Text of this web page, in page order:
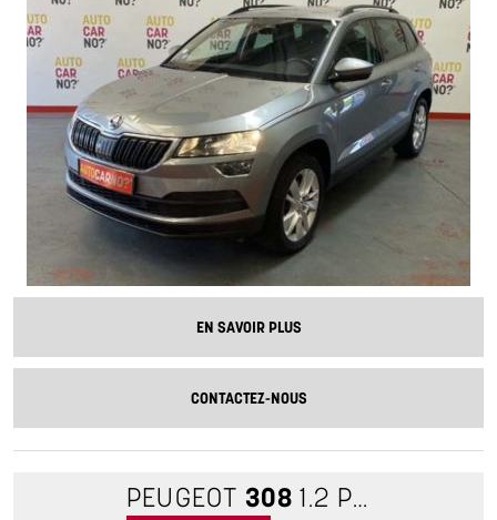
EN SAVOIR PLUS
CONTACTEZ-NOUS
PEUGEOT 308 1.2 PURETECH 130 S&S ALLURE